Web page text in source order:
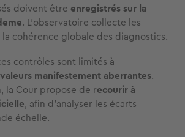
doivent être enregistrés sur la
. L’observatoire collecte les
cohérence globale des diagnostics.
contrôles sont limités à
valeurs manifestement aberrantes.
la Cour propose de recourir à
, afin d’analyser les écarts
échelle.